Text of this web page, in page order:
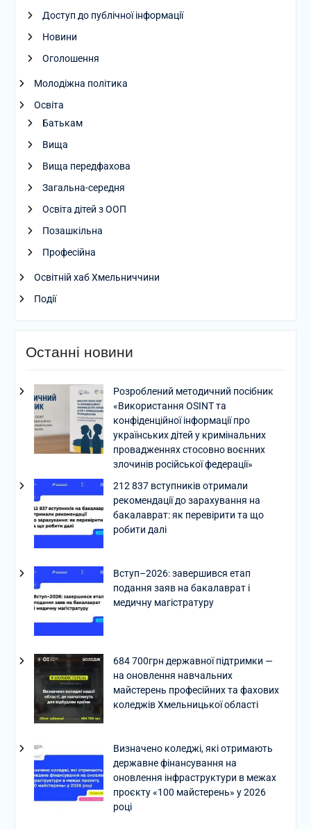
Доступ до публічної інформації
Новини
Оголошення
Молодіжна політика
Освіта
Батькам
Вища
Вища передфахова
Загальна-середня
Освіта дітей з ООП
Позашкільна
Професійна
Освітній хаб Хмельниччини
Події
Останні новини
Розроблений методичний посібник
«Використання OSINT та
конфіденційної інформації про
українських дітей у кримінальних
провадженнях стосовно воєнних
злочинів російської федерації»
212 837 вступників отримали
рекомендації до зарахування на
бакалаврат: як перевірити та що
робити далі
Вступ–2026: завершився етап
подання заяв на бакалаврат і
медичну магістратуру
684 700грн державної підтримки —
на оновлення навчальних
майстерень професійних та фахових
коледжів Хмельницької області
Визначено коледжі, які отримають
державне фінансування на
оновлення інфраструктури в межах
проєкту «100 майстерень» у 2026
році